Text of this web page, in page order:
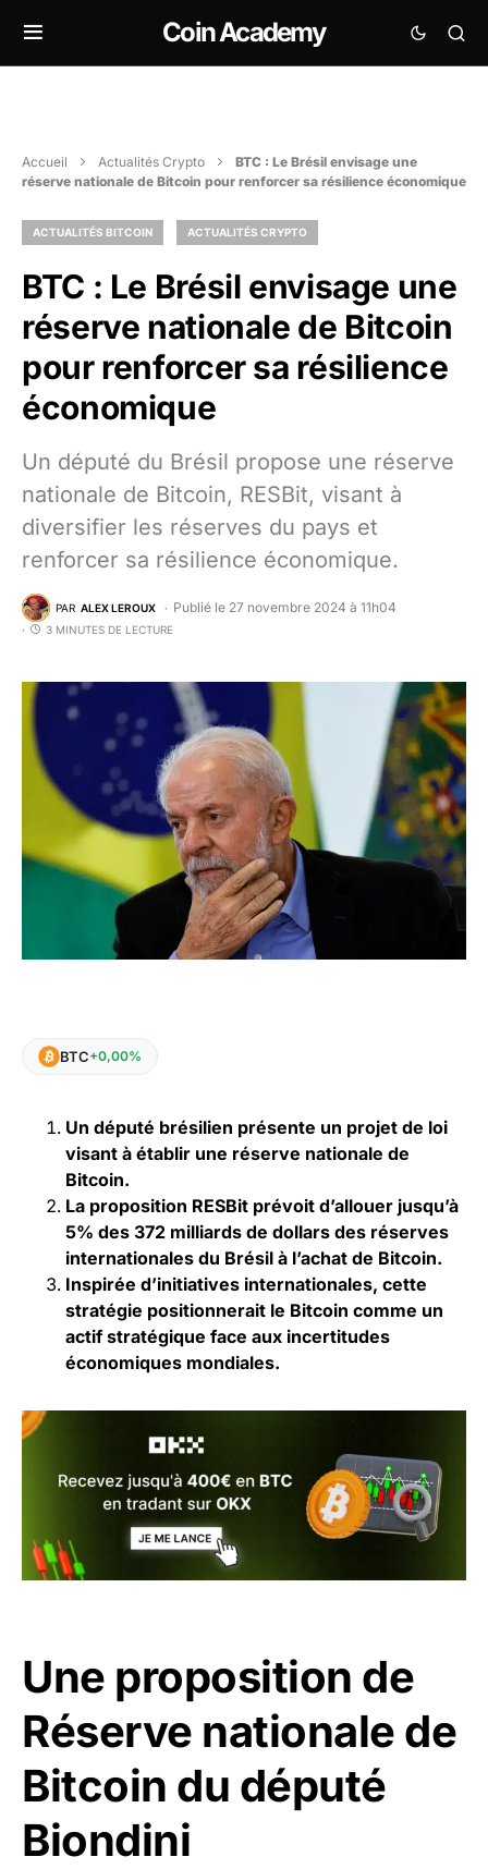
Coin Academy
Accueil Actualités Crypto
BTC : Le Brésil envisage une
réserve nationale de Bitcoin pour renforcer sa résilience économique
ACTUALITÉS BITCOIN ACTUALITÉS CRYPTO
BTC : Le Brésil envisage une
réserve nationale de Bitcoin
pour renforcer sa résilience
économique
Un député du Brésil propose une réserve
nationale de Bitcoin, RESBit, visant à
diversifier les réserves du pays et
renforcer sa résilience économique.
PAR ALEX LEROUX Publié le 27 novembre 2024 à 11h04
3 MINUTES DE LECTURE
BTC+0,00%
Un député brésilien présente un projet de loi
visant à établir une réserve nationale de
Bitcoin.
La proposition RESBit prévoit d’allouer jusqu’à
5% des 372 milliards de dollars des réserves
internationales du Brésil à l’achat de Bitcoin.
Inspirée d’initiatives internationales, cette
stratégie positionnerait le Bitcoin comme un
actif stratégique face aux incertitudes
économiques mondiales.
Une proposition de
Réserve nationale de
Bitcoin du député
Biondini